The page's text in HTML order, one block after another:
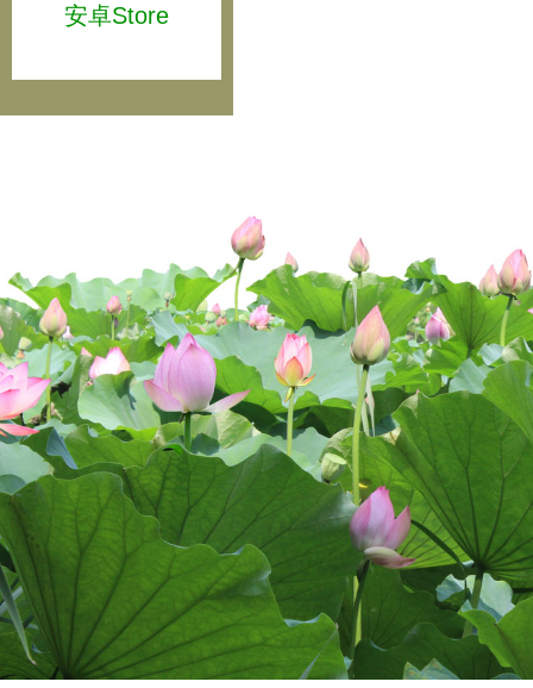
安卓Store